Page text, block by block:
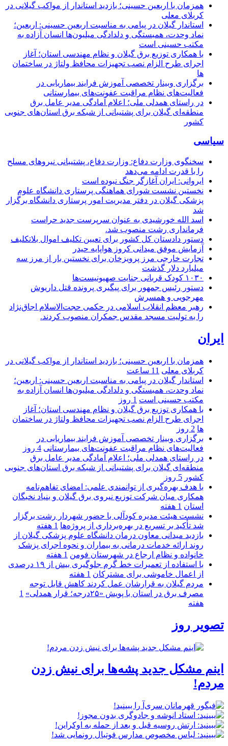
همزمان با اربعین حسینی؛ بازدید استاندار از مواکب گیلانی در
کربلای معلی
استاندار گیلان در پیامی به مناسبت اربعین حسینی: اربعین؛
نماد وحدت، همبستگی و دلدادگی میلیون‌ها انسان آزاده به
مکتب حسینی است
با همکاری توزیع برق گیلان و نظام مهندسی استان؛ آغاز
اجرای طرح الزام نصب تجهیزات محافظ ولتاژ در ساختمان
ها
برگزاری وبینار تخصصی آموزش فرایند بیماریابی در
فعالیت‌های نظام مراقبت عفونت‌های بیمارستانی
در راستای همدلی ملی؛ اعلام آمادگی مدیر عامل برق
منطقه‌ای گیلان برای پشتیبانی از شبكه برق استان‌های جنوبی
كشور
سیاسی
سخنگوی وزارت دفاع: وزارت دفاع، پشتیبانی نیرو‌های مسلح
را با قدرت ادامه می‌دهد
ایروانی: ایران آغازگر جنگ نبوده است
نخستین نشست شورای هماهنگی پرستاری دانشگاه علوم
پزشکی گیلان در دفتر مدیریت امور پرستاری دانشگاه برگزار
شد
اسد الله خورشیدی به عنوان سرپرست جدید حراست
فرمانداری رشت منصوب شد.
دستور دادستان کل کشور برای تعیین تکلیف اموال بلاتکلیف
آزمایش موفق میدانی کروز هواپایه حیدر
تجارت خارجی مرز پرویزخان برای نخستین بار از مرز سه
میلیارد دلار گذشت
۱۰۳۰ کودک قربانی جنایت صهیونیست‌ها
دستور رئیس جمهور برای پیگیری پرونده قتل داریوش
مهرجویی و همسرش
رهبر معظم انقلاب اسلامی در حکمی حجت‌الاسلام اجاق‌نژاد
را به تولیت مسجد مقدس جمکران منصوب کردند.
ایران
همزمان با اربعین حسینی؛ بازدید استاندار از مواکب گیلانی در
کربلای معلی 11 ساعت
استاندار گیلان در پیامی به مناسبت اربعین حسینی: اربعین؛
نماد وحدت، همبستگی و دلدادگی میلیون‌ها انسان آزاده به
مکتب حسینی است 1 روز
با همکاری توزیع برق گیلان و نظام مهندسی استان؛ آغاز
اجرای طرح الزام نصب تجهیزات محافظ ولتاژ در ساختمان
ها 2 روز
برگزاری وبینار تخصصی آموزش فرایند بیماریابی در
فعالیت‌های نظام مراقبت عفونت‌های بیمارستانی 4 روز
در راستای همدلی ملی؛ اعلام آمادگی مدیر عامل برق
منطقه‌ای گیلان برای پشتیبانی از شبكه برق استان‌های جنوبی
كشور 5 روز
با هدف بهره‌گیری از توانمندی علمی: امضای تفاهم‌نامه
همكاری میان شركت توزیع نیروی برق گیلان و بنیاد نخبگان
استان 1 هفته
نشست هیئت مدیره کودآلی با حضور شهردار رشت برگزار
شد تأکید بر تسریع در بهره‌برداری از پروژه‌ها 1 هفته
بازدید میدانی معاون درمان دانشگاه علوم پزشکی گیلان از
روند ارائه خدمات درمانی به بیماران و نحوه اجرای پزشک
خانواده و نظام ارجاع در شهرستان فومن 1 هفته
با استفاده از تعمیرات خط گرم جلوگیری بیش از ۱۹ درصدی
از اعمال خاموشی برای مشتركان 1 هفته
مردم گیلان به قرارشان عمل کردند كاهش قابل توجه
مصرف برق در استان با پویش «۲۵درجه؛ قرار همدلی»
1
هفته
تصویر روز
اینم مشکل جدید پشه‌ها برای نیش زدن
مردم!